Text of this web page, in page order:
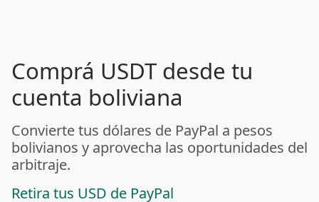
Comprá USDT desde tu
cuenta boliviana
Convierte tus dólares de PayPal a pesos
bolivianos y aprovecha las oportunidades del
arbitraje.
Retira tus USD de PayPal